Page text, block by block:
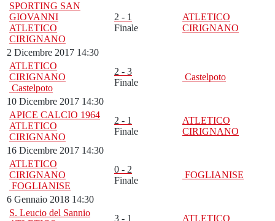
SPORTING SAN
GIOVANNI
ATLETICO
CIRIGNANO
2 - 1
Finale
ATLETICO
CIRIGNANO
2 Dicembre 2017 14:30
ATLETICO
CIRIGNANO
Castelpoto
2 - 3
Finale
Castelpoto
10 Dicembre 2017 14:30
APICE CALCIO 1964
ATLETICO
CIRIGNANO
2 - 1
Finale
ATLETICO
CIRIGNANO
16 Dicembre 2017 14:30
ATLETICO
CIRIGNANO
FOGLIANISE
0 - 2
Finale
FOGLIANISE
6 Gennaio 2018 14:30
S. Leucio del Sannio
3 - 1 ATLETICO